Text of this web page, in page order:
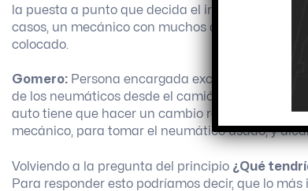
la puesta a punto que decida el ingeniero. La
casos, un mecánico con muchos años de
colocado.
Gomero: Persona encargada exclusivamente de
de los neumáticos desde el camión hacia cada
auto tiene que hacer un cambio rápido de
mecánico, para tomar el neumático usado, y
Volviendo a la pregunta del principio ¿Qué
Para responder esto podríamos decir, que lo